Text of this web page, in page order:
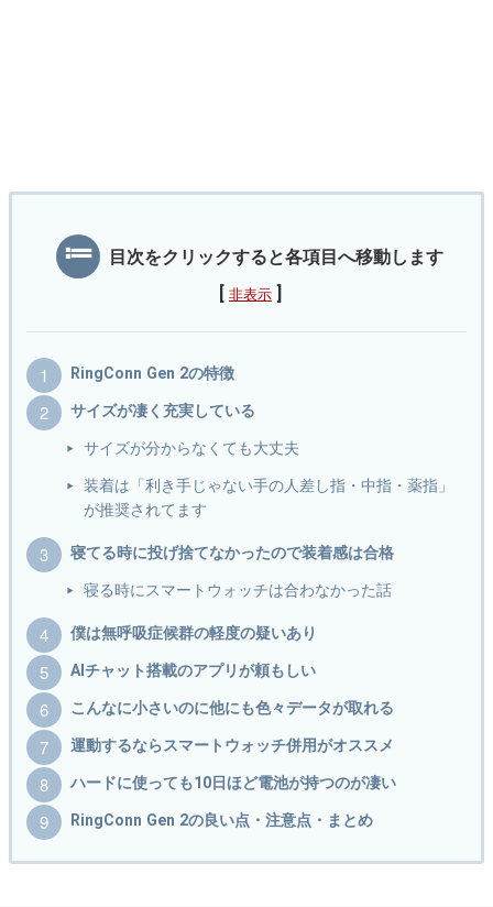
目次をクリックすると各項目へ移動します
非表示
RingConn Gen 2の特徴
サイズが凄く充実している
サイズが分からなくても大丈夫
装着は「利き手じゃない手の人差し指・中指・薬指」
が推奨されてます
寝てる時に投げ捨てなかったので装着感は合格
寝る時にスマートウォッチは合わなかった話
僕は無呼吸症候群の軽度の疑いあり
AIチャット搭載のアプリが頼もしい
こんなに小さいのに他にも色々データが取れる
運動するならスマートウォッチ併用がオススメ
ハードに使っても10日ほど電池が持つのが凄い
RingConn Gen 2の良い点・注意点・まとめ